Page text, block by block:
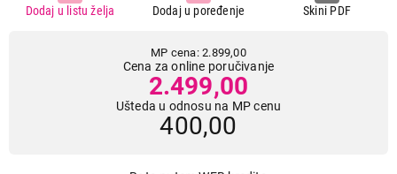
Skini PDF
Dodaj u poređenje
Dodaj u listu želja
MP cena: 2.899,00
Cena za online poručivanje
2.499,00
Ušteda u odnosu na MP cenu
400,00